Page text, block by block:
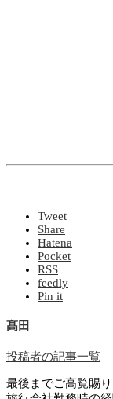
Tweet
Share
Hatena
Pocket
RSS
feedly
Pin it
髙田
投稿者の記事一覧
最後までご高覧賜